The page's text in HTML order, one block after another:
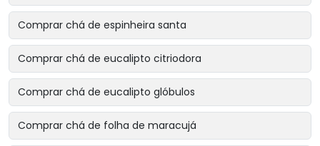
Comprar chá de espinheira santa
Comprar chá de eucalipto citriodora
Comprar chá de eucalipto glóbulos
Comprar chá de folha de maracujá